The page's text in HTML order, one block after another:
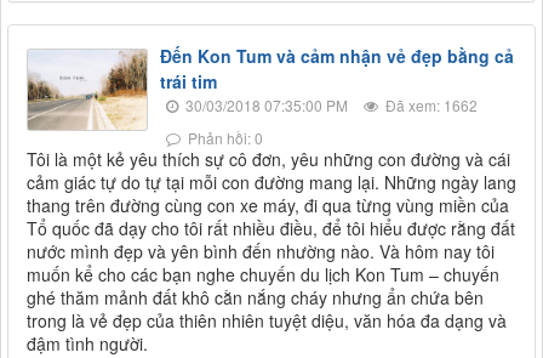
Đến Kon Tum và cảm nhận vẻ đẹp bằng cả
trái tim
30/03/2018 07:35:00 PM
Đã xem: 1662
Phản hồi: 0
Tôi là một kẻ yêu thích sự cô đơn, yêu những con đường và cái
cảm giác tự do tự tại mỗi con đường mang lại. Những ngày lang
thang trên đường cùng con xe máy, đi qua từng vùng miền của
Tổ quốc đã dạy cho tôi rất nhiều điều, để tôi hiểu được rằng đất
nước mình đẹp và yên bình đến nhường nào. Và hôm nay tôi
muốn kể cho các bạn nghe chuyến du lịch Kon Tum – chuyến
ghé thăm mảnh đất khô cằn nắng cháy nhưng ẩn chứa bên
trong là vẻ đẹp của thiên nhiên tuyệt diệu, văn hóa đa dạng và
đậm tình người.